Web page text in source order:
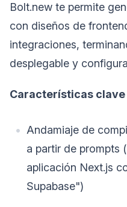
Bolt.new te permite
con diseños de
integraciones,
desplegable y
Características clave
Andamiaje de
a partir de prompts
aplicación Next.js
Supabase")